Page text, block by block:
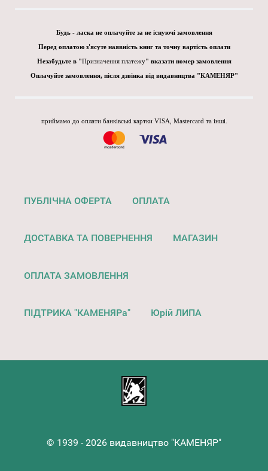
Будь - ласка не оплачуйте за не існуючі замовлення
Перед оплатою з'ясуте наявність книг та точну вартість оплати
Незабудьте в "Призначення платежу" вказати номер замовлення
Оплачуйте замовлення, після дзвінка від видавництва "КАМЕНЯР"
приймамо до оплати банківські картки VISA, Mastercard та інші.
ПУБЛІЧНА ОФЕРТА ОПЛАТА
ДОСТАВКА ТА ПОВЕРНЕННЯ МАГАЗИН
ОПЛАТА ЗАМОВЛЕННЯ
ПІДТРИКА "КАМЕНЯРа" Юрій ЛИПА
© 1939 - 2026 видавництво "КАМЕНЯР"